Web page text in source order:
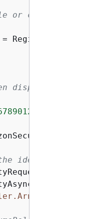
or credentials
display the
identity of